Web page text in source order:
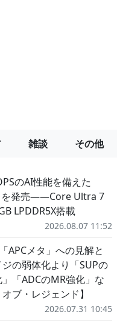
雑談 その他
のAI性能を備えた
を発売――Core Ultra 7
LPDDR5X搭載
2026.08.07 11:52
APCメタ」への見解と
の弱体化より「SUPの
「ADCのMR強化」な
ブ・レジェンド】
2026.07.31 10:45